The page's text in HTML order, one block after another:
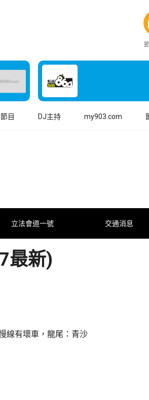
目 DJ主持 my903.com
立法會道一號 交通消息
最新)
線有壞車，龍尾：青沙